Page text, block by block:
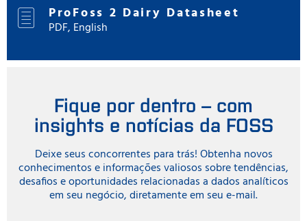
ProFoss 2 Dairy Datasheet
PDF, English
Fique por dentro – com
insights e notícias da FOSS
Deixe seus concorrentes para trás! Obtenha novos
conhecimentos e informações valiosos sobre tendências,
desafios e oportunidades relacionadas a dados analíticos
em seu negócio, diretamente em seu e-mail.